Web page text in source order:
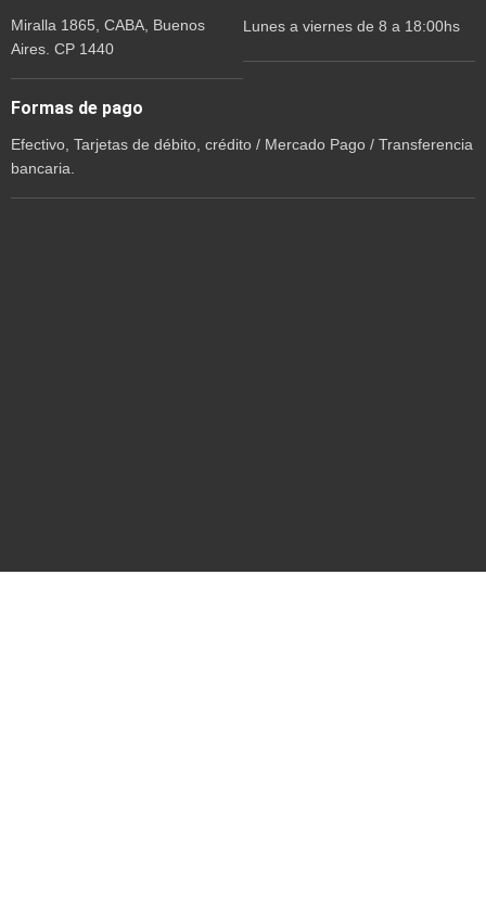
Miralla 1865, CABA, Buenos
Aires. CP 1440
Lunes a viernes de 8 a 18:00hs
Formas de pago
Efectivo, Tarjetas de débito, crédito / Mercado Pago / Transferencia
bancaria.